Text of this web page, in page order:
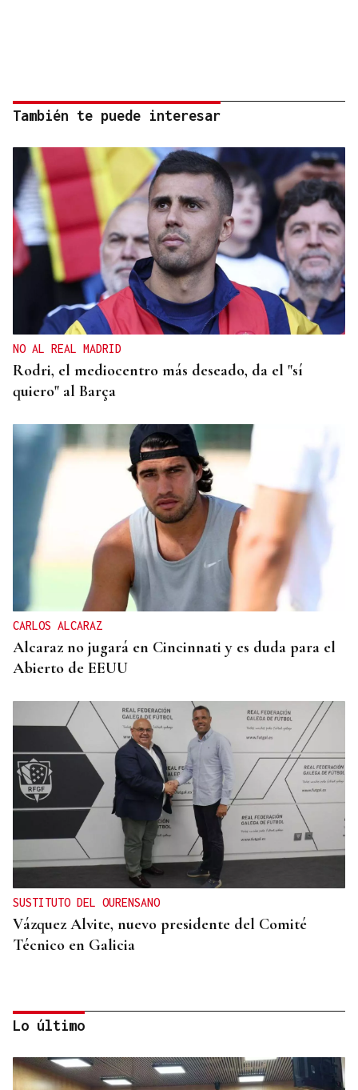
También te puede interesar
NO AL REAL MADRID
Rodri, el mediocentro más deseado, da el "sí
quiero" al Barça
CARLOS ALCARAZ
Alcaraz no jugará en Cincinnati y es duda para el
Abierto de EEUU
SUSTITUTO DEL OURENSANO
Vázquez Alvite, nuevo presidente del Comité
Técnico en Galicia
Lo último